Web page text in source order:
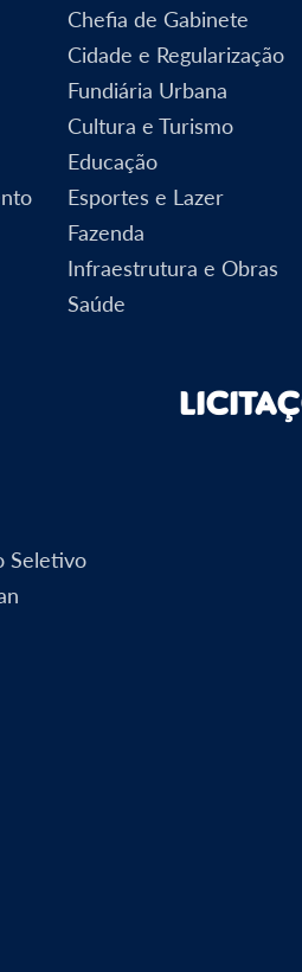
Chefia de Gabinete
Cidade e Regularização
Fundiária Urbana
Cultura e Turismo
Educação
Esportes e Lazer
Fazenda
Infraestrutura e Obras
Saúde
Seletivo